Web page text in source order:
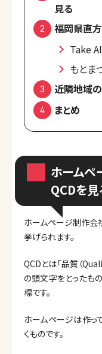
見る
福岡県直
Take AI
もとま
近隣地域
まとめ
ホームペ
QCDを見
ホームページ制作会
挙げられます。
QCDとは「品質（
の頭文字をとったも
標です。
ホームページは作っ
くものです。